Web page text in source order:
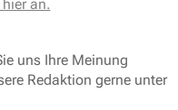
an.
uns Ihre Meinung
Redaktion gerne unter